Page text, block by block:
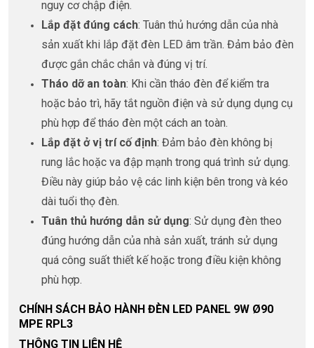
nguy cơ chập điện.
Lắp đặt đúng cách: Tuân thủ hướng dẫn của nhà
sản xuất khi lắp đặt đèn LED âm trần. Đảm bảo đèn
được gắn chắc chắn và đúng vị trí.
Tháo dỡ an toàn: Khi cần tháo đèn để kiểm tra
hoặc bảo trì, hãy tắt nguồn điện và sử dụng dụng cụ
phù hợp để tháo đèn một cách an toàn.
Lắp đặt ở vị trí cố định: Đảm bảo đèn không bị
rung lắc hoặc va đập mạnh trong quá trình sử dụng.
Điều này giúp bảo vệ các linh kiện bên trong và kéo
dài tuổi thọ đèn.
Tuân thủ hướng dẫn sử dụng: Sử dụng đèn theo
đúng hướng dẫn của nhà sản xuất, tránh sử dụng
quá công suất thiết kế hoặc trong điều kiện không
phù hợp.
CHÍNH SÁCH BẢO HÀNH ĐÈN LED PANEL 9W Ø90
MPE RPL3
THÔNG TIN LIÊN HỆ